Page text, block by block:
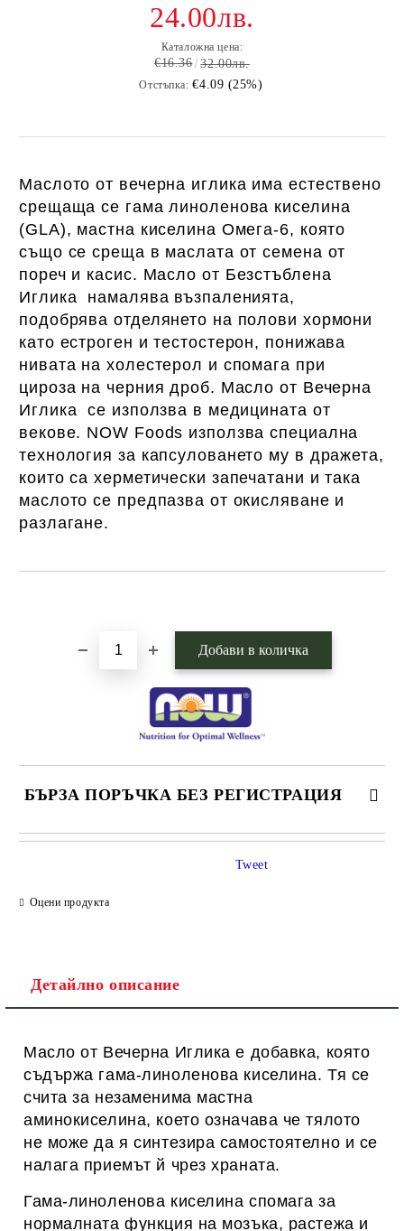
24.00лв.
Каталожна цена:
€16.36 32.00лв.
Отстъпка: €4.09 (25%)
Маслото от вечерна иглика има естествено
срещаща се гама линоленова киселина
(GLA), мастна киселина Омега-6, която
също се среща в маслата от семена от
пореч и касис. Масло от Безстъблена
Иглика намалява възпаленията,
подобрява отделянето на полови хормони
като естроген и тестостерон, понижава
нивата на холестерол и спомага при
цироза на черния дроб. Масло от Вечерна
Иглика се използва в медицината от
векове. NOW Foods използва специална
технология за капсуловането му в дражета,
които са херметически запечатани и така
маслото се предпазва от окисляване и
разлагане.
БЪРЗА ПОРЪЧКА БЕЗ РЕГИСТРАЦИЯ
САМО ПОПЪЛНЕТЕ 1 ПОЛЕ
Ние ще се свържем с вас в рамките на работния ден.
Оцени продукта
Tweet
Детайлно описание
Масло от Вечерна Иглика е добавка, която
съдържа гама-линоленова киселина. Тя се
счита за незаменима мастна
аминокиселина, което означава че тялото
не може да я синтезира самостоятелно и се
налага приемът й чрез храната.
Гама-линоленова киселина спомага за
нормалната функция на мозъка, растежа и